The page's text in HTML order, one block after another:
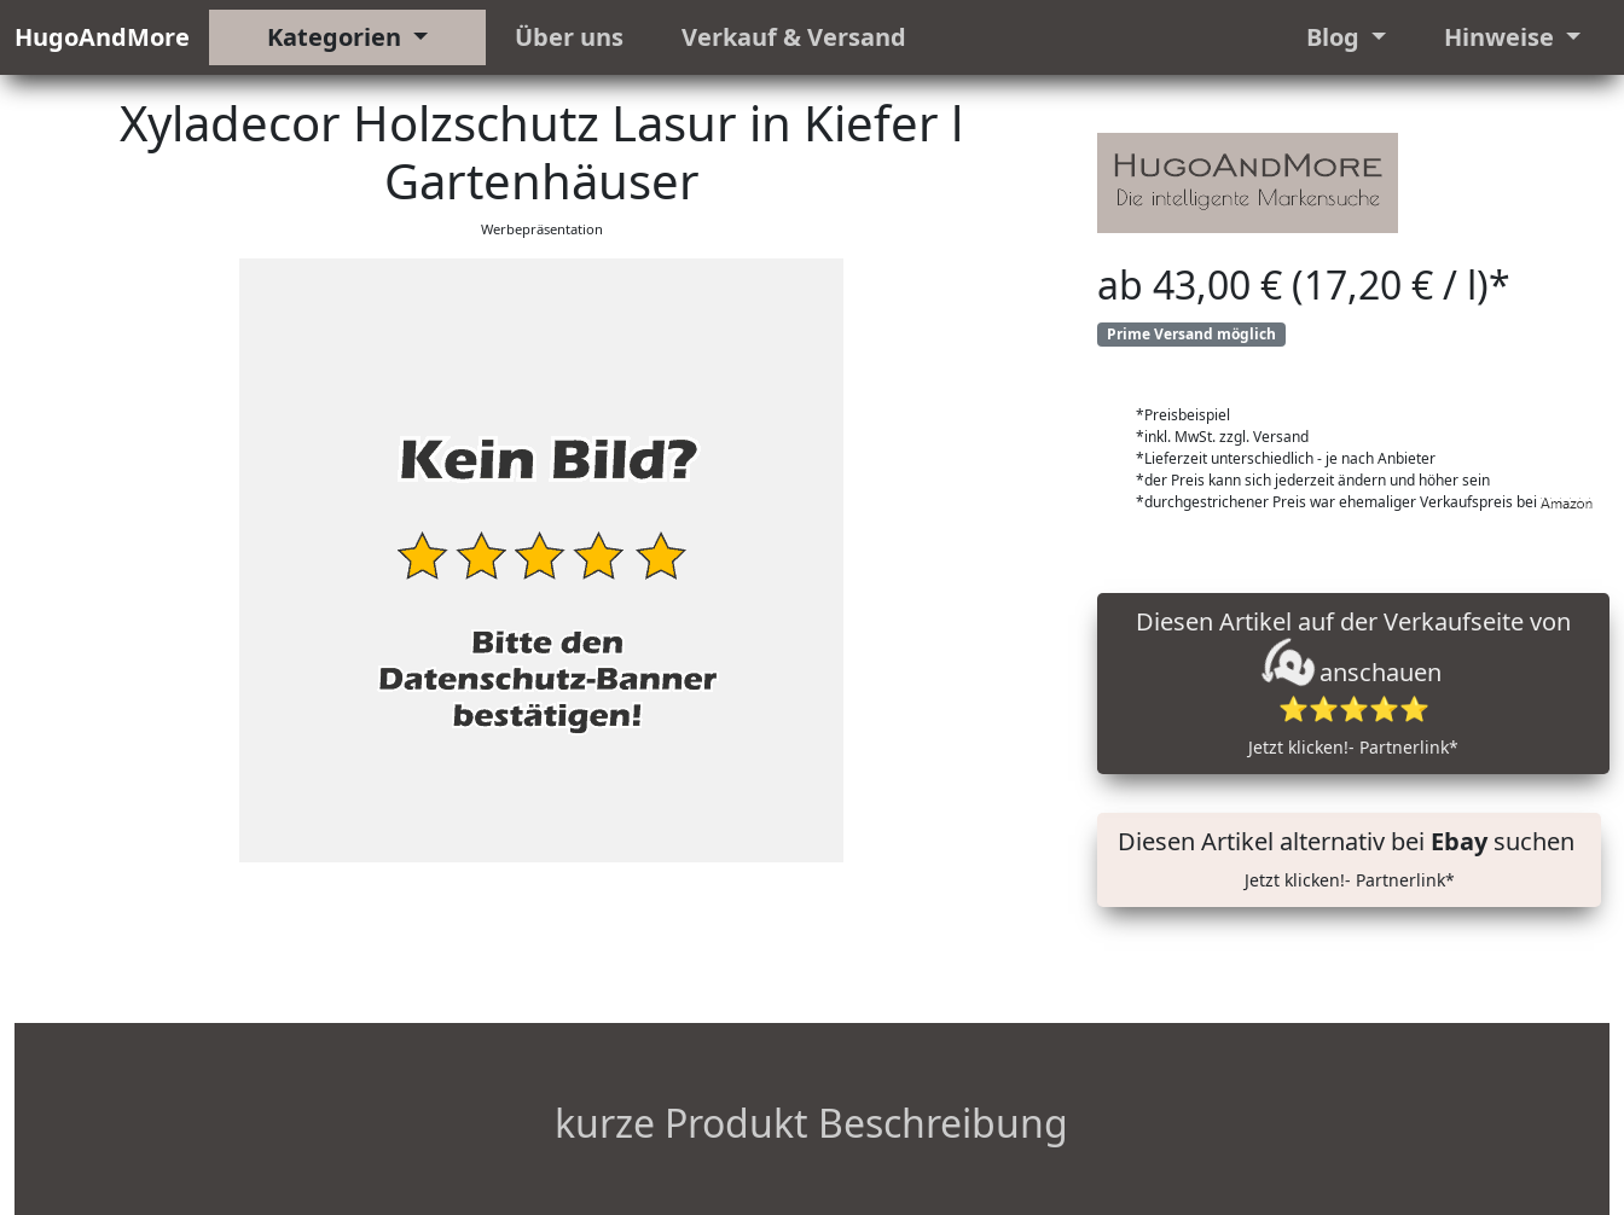
HugoAndMore Kategorien Über uns Verkauf & Versand Blog Hinweise
Xyladecor Holzschutz Lasur in Kiefer l
Gartenhäuser
Werbepräsentation
ab 43,00 € (17,20 € / l)*
Prime Versand möglich
*Preisbeispiel
*inkl. MwSt. zzgl. Versand
*Lieferzeit unterschiedlich - je nach Anbieter
*der Preis kann sich jederzeit ändern und höher sein
*durchgestrichener Preis war ehemaliger Verkaufspreis bei
anschauen
⭐⭐⭐⭐⭐
Jetzt klicken!- Partnerlink*
Diesen Artikel alternativ bei Ebaysuchen
Jetzt klicken!- Partnerlink*
kurze Produkt Beschreibung